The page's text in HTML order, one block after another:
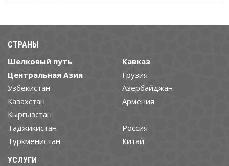
СТРАНЫ
Шелковый путь
Центральная Азия
Узбекистан
Казахстан
Кыргызстан
Таджикистан
Туркменистан
Кавказ
Грузия
Азербайджан
Армения
Россия
Китай
УСЛУГИ